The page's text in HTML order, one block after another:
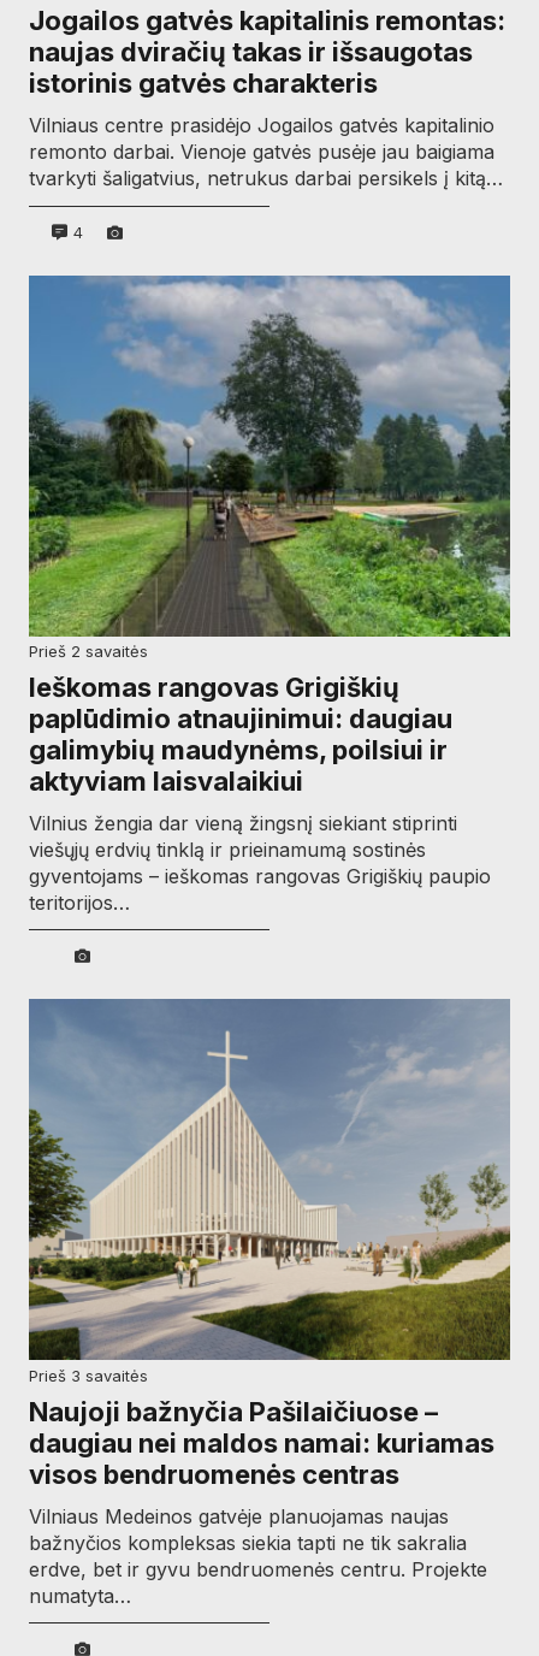
Jogailos gatvės kapitalinis remontas:
naujas dviračių takas ir išsaugotas
istorinis gatvės charakteris
Vilniaus centre prasidėjo Jogailos gatvės kapitalinio
remonto darbai. Vienoje gatvės pusėje jau baigiama
tvarkyti šaligatvius, netrukus darbai persikels į kitą…
4
prieš 2 savaitės
Ieškomas rangovas Grigiškių
paplūdimio atnaujinimui: daugiau
galimybių maudynėms, poilsiui ir
aktyviam laisvalaikiui
Vilnius žengia dar vieną žingsnį siekiant stiprinti
viešųjų erdvių tinklą ir prieinamumą sostinės
gyventojams – ieškomas rangovas Grigiškių paupio
teritorijos…
prieš 3 savaitės
Naujoji bažnyčia Pašilaičiuose –
daugiau nei maldos namai: kuriamas
visos bendruomenės centras
Vilniaus Medeinos gatvėje planuojamas naujas
bažnyčios kompleksas siekia tapti ne tik sakralia
erdve, bet ir gyvu bendruomenės centru. Projekte
numatyta…